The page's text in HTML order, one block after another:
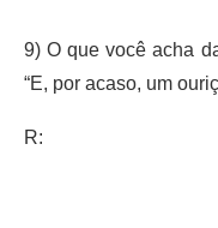
9) O que você acha
“E, por acaso, um
R: